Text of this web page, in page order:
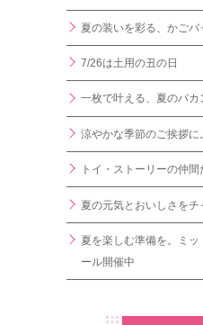
夏の装いを彩る、かご
7/26は土用の丑の日
一枚で叶える、夏のバカ
涼やかな季節のご挨拶
トイ・ストーリーの仲間
夏の元気とおいしさを
夏を楽しむ準備を。ミ
ール開催中